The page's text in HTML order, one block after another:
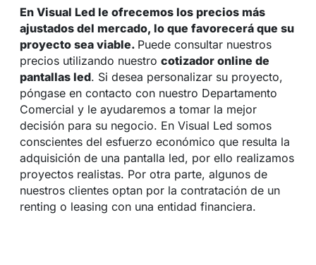
En Visual Led le ofrecemos los precios más
ajustados del mercado, lo que favorecerá que su
proyecto sea viable. Puede consultar nuestros
precios utilizando nuestro cotizador online de
pantallas led. Si desea personalizar su proyecto,
póngase en contacto con nuestro Departamento
Comercial y le ayudaremos a tomar la mejor
decisión para su negocio. En Visual Led somos
conscientes del esfuerzo económico que resulta la
adquisición de una pantalla led, por ello realizamos
proyectos realistas. Por otra parte, algunos de
nuestros clientes optan por la contratación de un
renting o leasing con una entidad financiera.